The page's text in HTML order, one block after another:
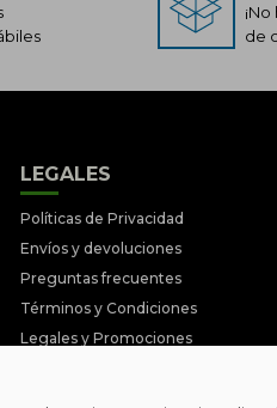
de
LEGALES
Políticas de Privacidad
Envíos y devoluciones
Preguntas frecuentes
Términos y Condiciones
Legales y Promociones